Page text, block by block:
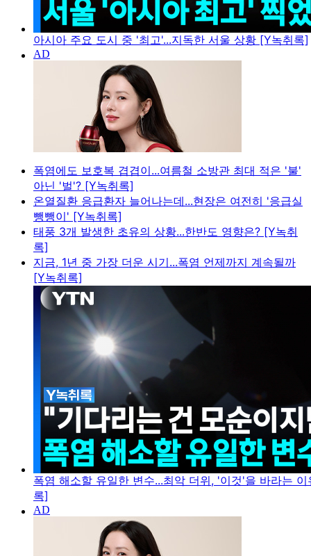
아시아 주요 도시 중 '최고'...지독한 서울 상황 [Y녹취록]
폭염에도 보호복 겹겹이...여름철 소방관 최대 적은 '불'
아닌 '벌'? [Y녹취록]
온열질환 응급환자 늘어나는데...현장은 여전히 '응급실
뺑뺑이' [Y녹취록]
태풍 3개 발생한 초유의 상황...한반도 영향은? [Y녹취
록]
지금, 1년 중 가장 더운 시기...폭염 언제까지 계속될까
[Y녹취록]
폭염 해소할 유일한 변수...최악 더위, '이것'을 바라는
록]